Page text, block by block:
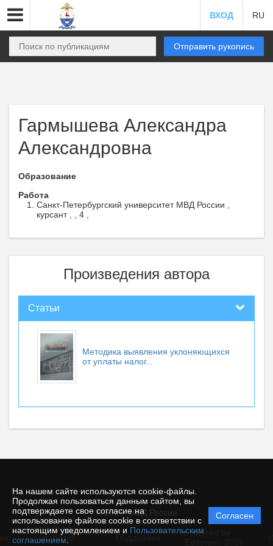
На нашем сайте используются cookie-файлы.
Продолжая пользоваться данным сайтом, вы
подтверждаете свое согласие на
использование файлов cookie в соответствии с
настоящим уведомлением и Пользовательским
соглашением
Согласен
ВХОД RU
Отправить рукопись
Гармышева Александра
Александровна
Образование
Работа
Санкт-Петербургский университет МВД России ,
курсант , , 4 ,
Произведения автора
Статьи
Методика выявления уклоняющихся
от уплаты налог...
© 2025, МВД России
Политика
защиты и
обработки
Powered by